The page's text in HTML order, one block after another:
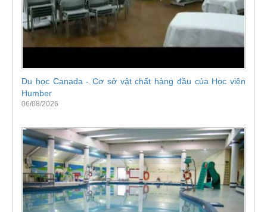
Du học Canada - Cơ sở vật chất hàng đầu của Học viện
Humber
06/08/2026